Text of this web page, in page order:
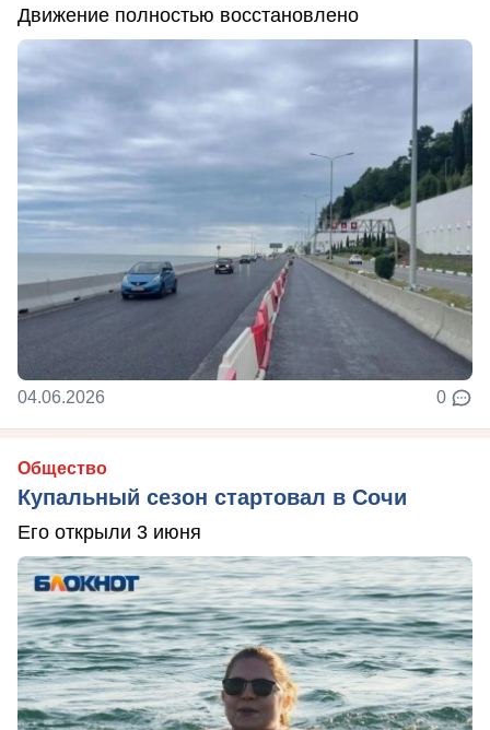
Движение полностью восстановлено
04.06.2026 0
Общество
Купальный сезон стартовал в Сочи
Его открыли 3 июня